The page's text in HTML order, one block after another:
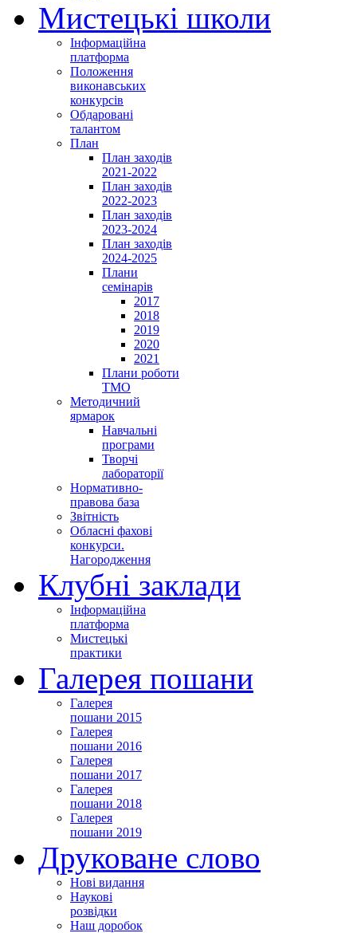
Мистецькі школи
Інформаційна
платформа
Положення
виконавських
конкурсів
Обдаровані
талантом
План
План заходів
2021-2022
План заходів
2022-2023
План заходів
2023-2024
План заходів
2024-2025
Плани
семінарів
2017
2018
2019
2020
2021
Плани роботи
ТМО
Методичний
ярмарок
Навчальні
програми
Творчі
лабораторії
Нормативно-
правова база
Звітність
Обласні фахові
конкурси.
Нагородження
Клубні заклади
Інформаційна
платформа
Мистецькі
практики
Галерея пошани
Галерея
пошани 2015
Галерея
пошани 2016
Галерея
пошани 2017
Галерея
пошани 2018
Галерея
пошани 2019
Друковане слово
Нові видання
Наукові
розвідки
Наш доробок